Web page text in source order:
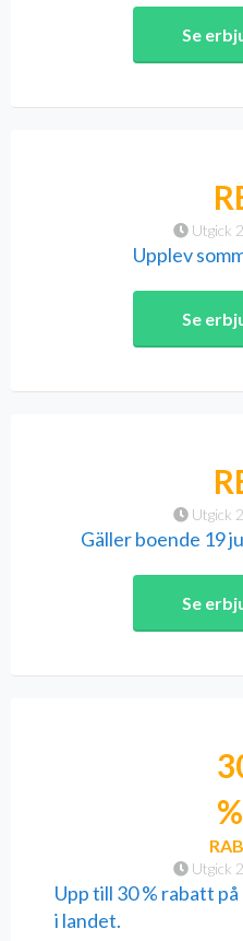
Se
Utgick
Upplev
Se
Utgick
Gäller boende 19
Se
Utgick
%
Upp till 30 % rabatt
i landet.